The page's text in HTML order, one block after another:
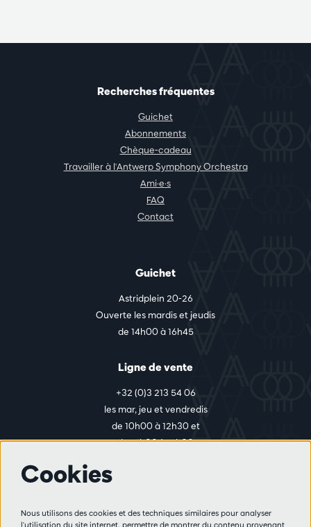
Recherches fréquentes
Guichet
Abonnements
Chèque-cadeau
Travailler à l'Antwerp Symphony Orchestra
Ami·e·s
FAQ
Contact
Guichet
Astridplein 20-26
Ouverte les mardis et jeudis
de 14h00 à 16h45
Ligne de vente
+32 (0)3 213 54 06
les mar, jeu et vendredis
de 10h00 à 12h30 et
de 14h00 à 17h00
Règlement des visiteurs
Cookies
Nous utilisons des cookies et des techniques similaires pour analyser
l'utilisation du site internet, permettre de montrer du contenu provenant